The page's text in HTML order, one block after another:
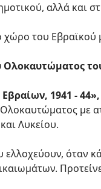
αλλά και
χώρο του Εβραϊκού
Ολοκαυτώματος
1941 - 44»,
με
Λυκείου.
όταν